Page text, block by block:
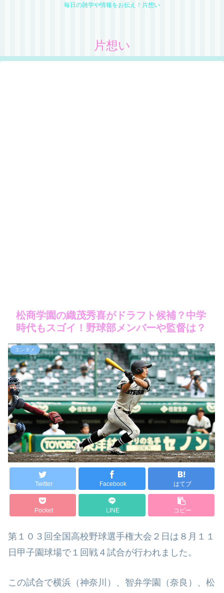
毎日の雑学や情報をお伝え！片想い
片想い
松商学園の織茂秀喜がドラフト候補？中学
時代もスゴイ！野球部メンバーや監督は？
エンタメ
Twitter Facebook はてブ
Pocket LINE コピー
第１０３回全国高校野球選手権大会２日は８月１１
日甲子園球場で１回戦４試合が行われました。
この試合で横浜（神奈川）、智弁学園（奈良）、松